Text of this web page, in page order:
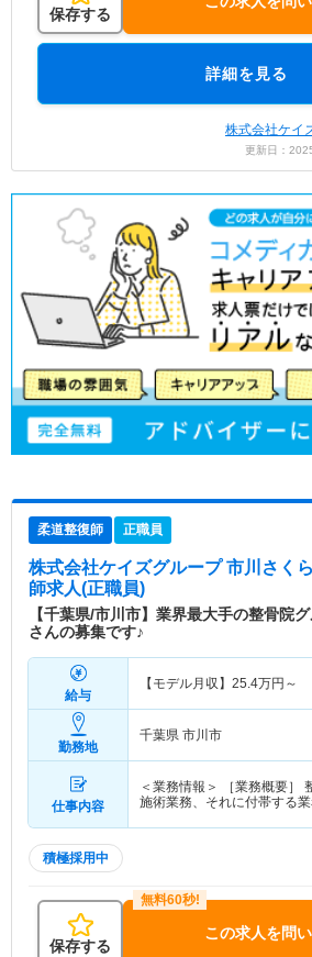
保存する
詳細を見る
株式会社ケイ
更新日：
柔道整復師 正職員
株式会社ケイズグループ 市川さく
師求人(正職員)
【千葉県/市川市】業界最大手の整骨院
さんの募集です♪
給与
【モデル月収】 25.4万円～
勤務地
千葉県 市川市
仕事内容
＜業務情報＞ ［業務概要］
施術業務、それに付帯する
積極採用中
保存する
この求人を問